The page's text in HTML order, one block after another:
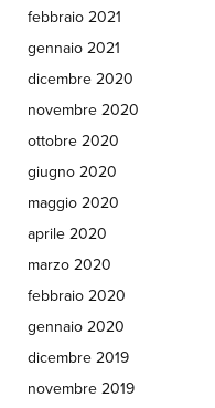
febbraio 2021
gennaio 2021
dicembre 2020
novembre 2020
ottobre 2020
giugno 2020
maggio 2020
aprile 2020
marzo 2020
febbraio 2020
gennaio 2020
dicembre 2019
novembre 2019